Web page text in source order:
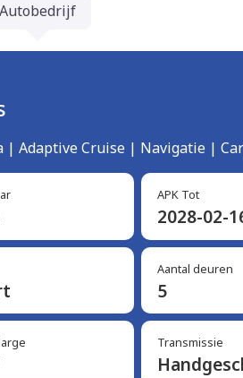
Autobedrijf
| Adaptive Cruise | Navigatie |
APK Tot
2028-02-
Aantal deuren
5
Transmissie